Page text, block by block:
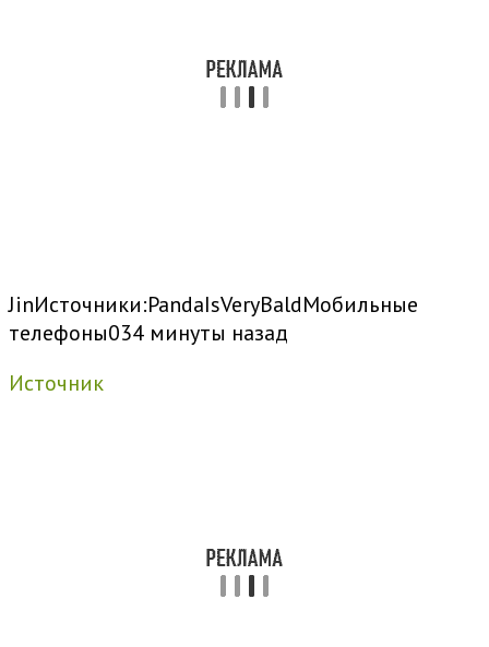
JinИсточники:PandaIsVeryBaldМобильные
телефоны034 минуты назад
Источник